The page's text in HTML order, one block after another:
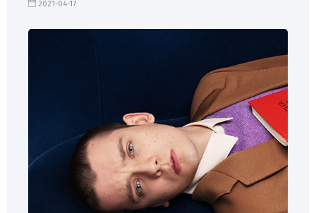
2021-04-17